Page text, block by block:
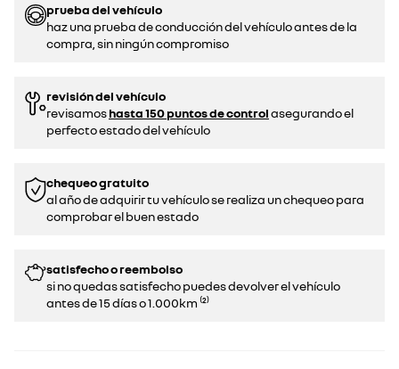
prueba del vehículo
haz una prueba de conducción del vehículo antes de la
compra, sin ningún compromiso
revisión del vehículo
revisamoshasta 150 puntos de controlasegurando el
perfecto estado del vehículo
chequeo gratuito
al año de adquirir tu vehículo se realiza un chequeo para
comprobar el buen estado​​
satisfecho o reembolso
si no quedas satisfecho puedes devolver el vehículo
antes de 15 días o 1.000km ⁽²⁾